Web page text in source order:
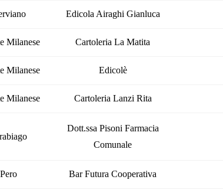
Edicola Airaghi Gianluca
Milanese Cartoleria La Matita
Milanese Edicolè
Milanese Cartoleria Lanzi Rita
Dott.ssa Pisoni Farmacia
Comunale
Pero Bar Futura Cooperativa